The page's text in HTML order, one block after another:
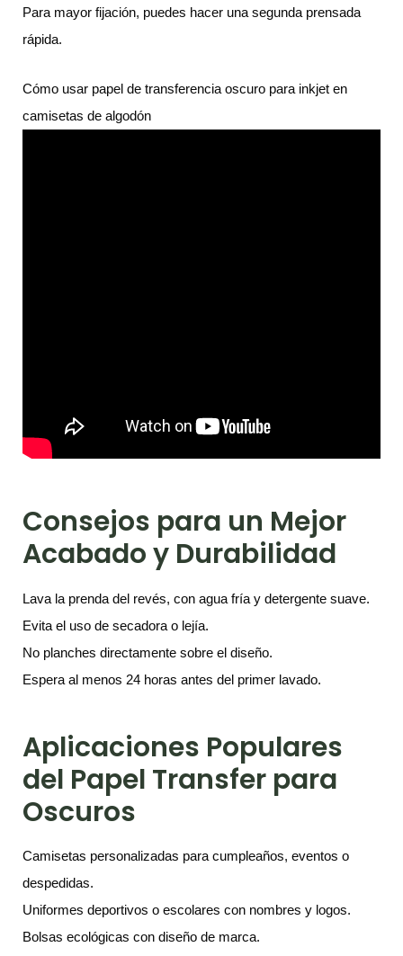
Para mayor fijación, puedes hacer una segunda prensada
rápida.
Cómo usar papel de transferencia oscuro para inkjet en
camisetas de algodón
Consejos para un Mejor
Acabado y Durabilidad
Lava la prenda del revés, con agua fría y detergente suave.
Evita el uso de secadora o lejía.
No planches directamente sobre el diseño.
Espera al menos 24 horas antes del primer lavado.
Aplicaciones Populares
del Papel Transfer para
Oscuros
Camisetas personalizadas para cumpleaños, eventos o
despedidas.
Uniformes deportivos o escolares con nombres y logos.
Bolsas ecológicas con diseño de marca.